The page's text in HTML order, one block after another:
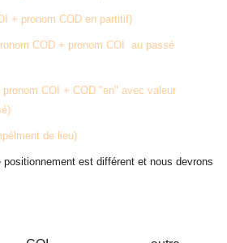
+ pronom COD en partitif)
COD + pronom COI au passé
pronom COI + COD "en" avec valeur
de lieu)
est différent et nous devrons